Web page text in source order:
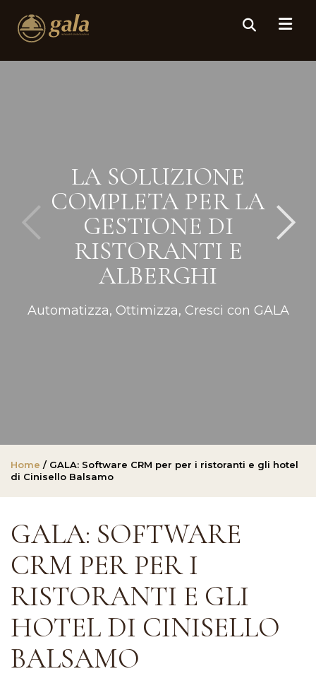
LA SOLUZIONE
COMPLETA PER LA
GESTIONE DI
RISTORANTI E
ALBERGHI
Automatizza, Ottimizza, Cresci con GALA
Home / GALA: Software CRM per per i ristoranti e gli hotel
di Cinisello Balsamo
GALA: SOFTWARE
CRM PER PER I
RISTORANTI E GLI
HOTEL DI CINISELLO
BALSAMO